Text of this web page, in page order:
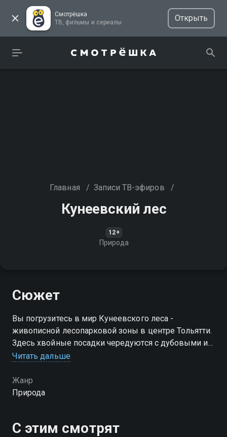
Смотрёшка
ТВ, фильмы и сериалы
Открыть
Главная / Записи ТВ-эфиров /
Кунеевский лес
12+
Природа
Сюжет
Вы погрузитесь в мир Кунеевского леса -
живописной лесопарковой зоны в центре Тольятти.
Здесь хвойные посадки чередуются с дубовыми и
берёзовыми рощами, а протянутые по периметру
велосипедистов
Читать дальше
Жанр
Природа
С этим смотрят